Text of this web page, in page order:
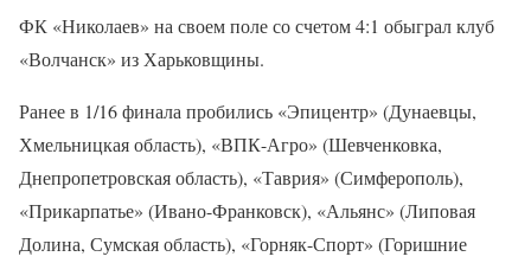
ФК «Николаев» на своем поле со счетом 4:1 обыграл клуб
«Волчанск» из Харьковщины.
Ранее в 1/16 финала пробились «Эпицентр» (Дунаевцы,
Хмельницкая область), «ВПК-Агро» (Шевченковка,
Днепропетровская область), «Таврия» (Симферополь),
«Прикарпатье» (Ивано-Франковск), «Альянс» (Липовая
Долина, Сумская область), «Горняк-Спорт» (Горишние